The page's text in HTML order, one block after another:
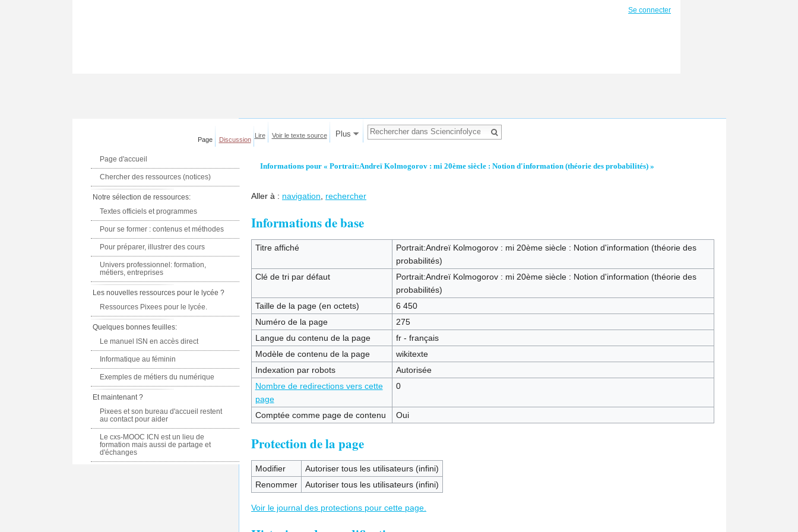
Informations pour « Portrait:Andreï Kolmogorov : mi 20ème siècle : Notion d'information (théorie des probabilités) »
Aller à : navigation rechercher
Informations de base
Titre affiché
Portrait:Andreï Kolmogorov : mi 20ème siècle : Notion d'information (théorie des
probabilités)
Clé de tri par défaut
Portrait:Andreï Kolmogorov : mi 20ème siècle : Notion d'information (théorie des
probabilités)
Taille de la page (en octets)
6 450
Numéro de la page
275
Langue du contenu de la page
fr - français
Modèle de contenu de la page
wikitexte
Indexation par robots
Autorisée
Nombre de redirections vers cette
page
0
Comptée comme page de contenu Oui
Protection de la page
Modifier
Autoriser tous les utilisateurs (infini)
Renommer
Autoriser tous les utilisateurs (infini)
Voir le journal des protections pour cette page.
Se connecter
Page Discussion
Lire Voir le texte source Plus
Page d'accueil
Chercher des ressources (notices)
Notre sélection de ressources:
Textes officiels et programmes
Pour se former : contenus et méthodes
Pour préparer, illustrer des cours
Univers professionnel: formation,
métiers, entreprises
Les nouvelles ressources pour le lycée ?
Ressources Pixees pour le lycée.
Quelques bonnes feuilles:
Le manuel ISN en accès direct
Informatique au féminin
Exemples de métiers du numérique
Et maintenant ?
Pixees et son bureau d'accueil restent
au contact pour aider
Le cxs-MOOC ICN est un lieu de
formation mais aussi de partage et
d'échanges